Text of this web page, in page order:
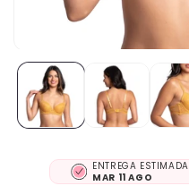
ENTREGA ESTIMADA
MAR 11 AGO